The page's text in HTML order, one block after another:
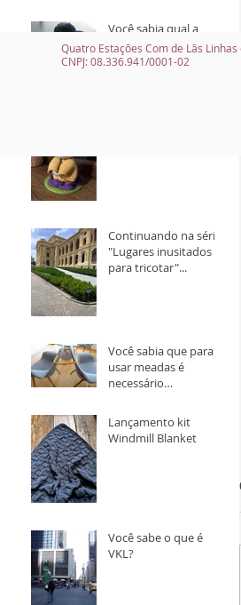
Você sabia qual a
origem dos
pompons?
Continuando na série
"Lugares inusitados
para tricotar"...
Você sabia que para
usar meadas é
necessário
novelo antes?
Lançamento kit
Windmill Blanket
Você sabe o que é
VKL?
Quatro Estações Com de Lãs Linhas
CNPJ: 08.336.941/0001-02